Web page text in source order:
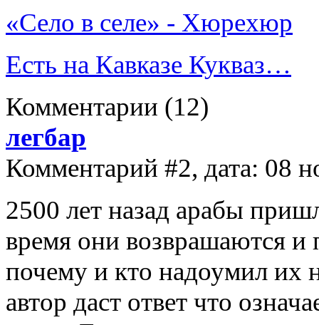
«Село в селе» - Хюрехюр
Есть на Кавказе Кукваз…
Комментарии (12)
легбар
Комментарий #2, дата: 08
2500 лет назад арабы
время они возврашаются
почему и кто надоумил их
автор даст ответ что